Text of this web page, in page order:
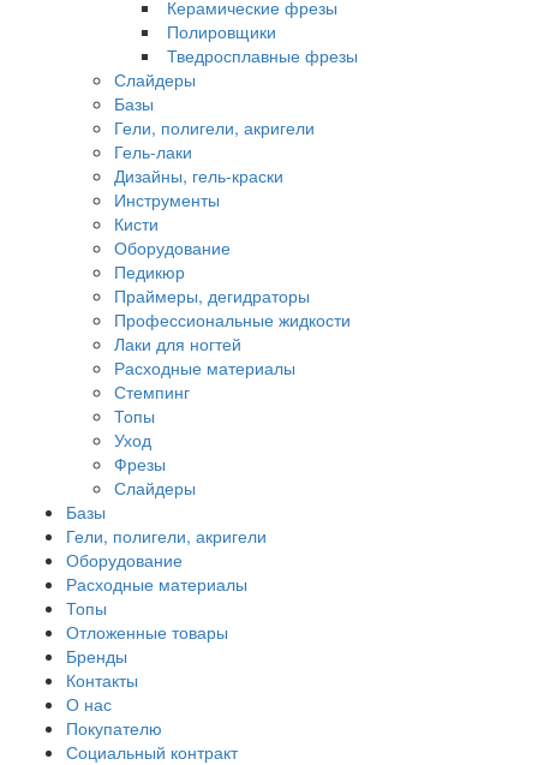
Керамические фрезы
Полировщики
Тведросплавные фрезы
Слайдеры
Базы
Гели, полигели, акригели
Гель-лаки
Дизайны, гель-краски
Инструменты
Кисти
Оборудование
Педикюр
Праймеры, дегидраторы
Профессиональные жидкости
Лаки для ногтей
Расходные материалы
Стемпинг
Топы
Уход
Фрезы
Слайдеры
Базы
Гели, полигели, акригели
Оборудование
Расходные материалы
Топы
Отложенные товары
Бренды
Контакты
О нас
Покупателю
Социальный контракт